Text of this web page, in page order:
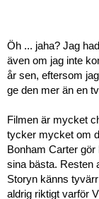
Öh ... jaha? Jag
även om jag inte
år sen, eftersom
ge den mer än en
Filmen är mycket
tycker mycket om
Bonham Carter
sina bästa. Resten
Storyn känns
aldrig riktigt varför